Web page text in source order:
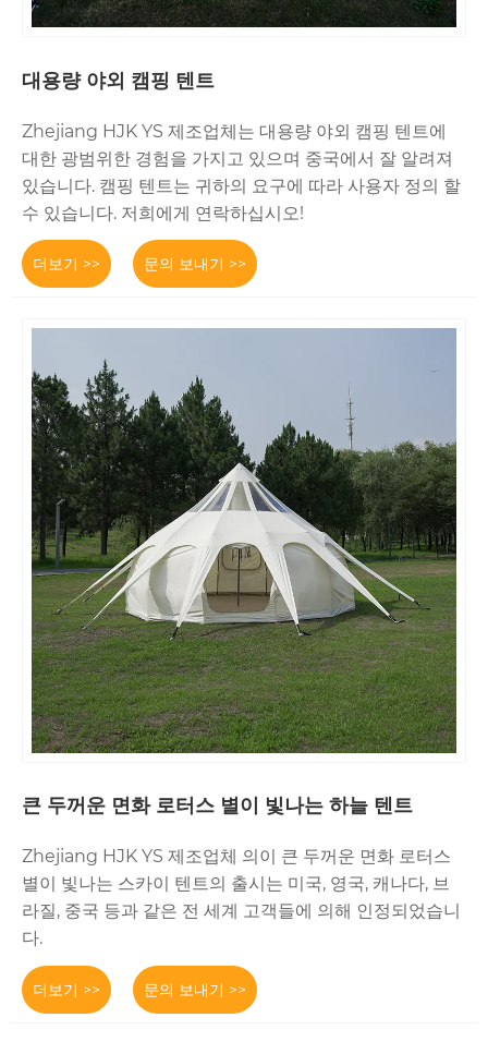
대용량 야외 캠핑 텐트
Zhejiang HJK YS 제조업체는 대용량 야외 캠핑 텐트에
대한 광범위한 경험을 가지고 있으며 중국에서 잘 알려져
있습니다. 캠핑 텐트는 귀하의 요구에 따라 사용자 정의 할
수 있습니다. 저희에게 연락하십시오!
더보기 >> 문의 보내기 >>
큰 두꺼운 면화 로터스 별이 빛나는 하늘 텐트
Zhejiang HJK YS 제조업체 의이 큰 두꺼운 면화 로터스
별이 빛나는 스카이 텐트의 출시는 미국, 영국, 캐나다, 브
라질, 중국 등과 같은 전 세계 고객들에 의해 인정되었습니
다.
더보기 >> 문의 보내기 >>